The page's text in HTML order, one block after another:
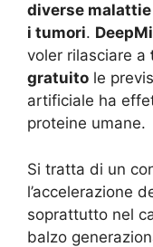
diverse
i tumori.
voler rilasciare a
gratuito le
artificiale ha
proteine umane.
Si tratta di un
l’accelerazione
soprattutto nel
balzo